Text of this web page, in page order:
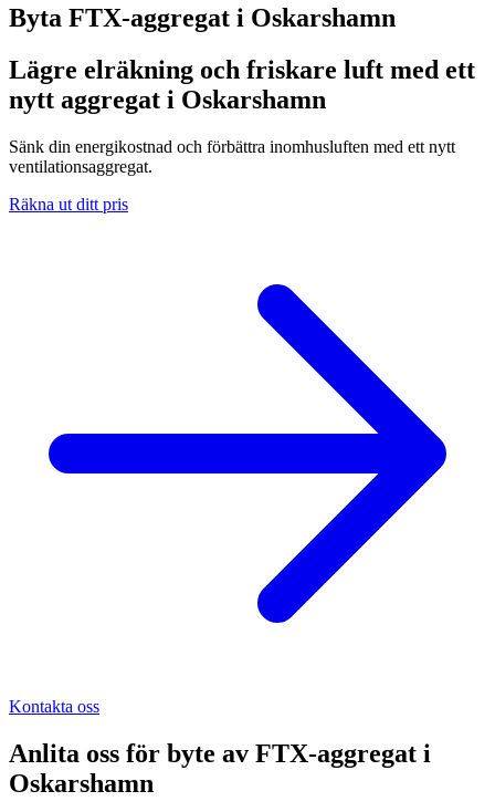
Byta FTX-aggregat i Oskarshamn
Lägre elräkning och friskare luft med ett
nytt aggregat i Oskarshamn
Sänk din energikostnad och förbättra inomhusluften med ett nytt
ventilationsaggregat.
Räkna ut ditt pris
Kontakta oss
Anlita oss för byte av FTX-aggregat i
Oskarshamn